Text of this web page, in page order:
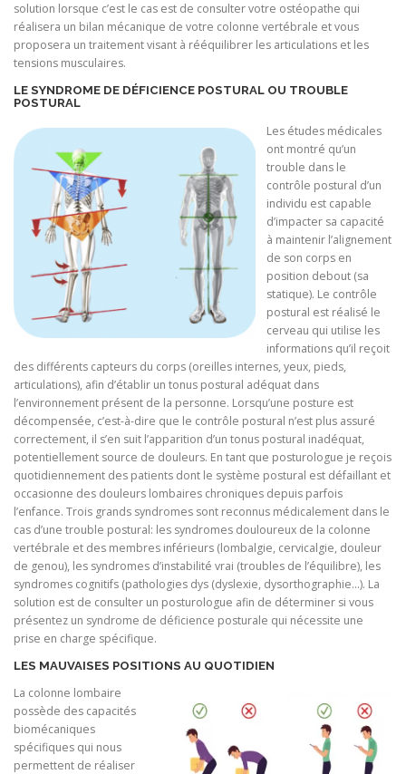
solution lorsque c’est le cas est de consulter votre ostéopathe qui
réalisera un bilan mécanique de votre colonne vertébrale et vous
proposera un traitement visant à rééquilibrer les articulations et les
tensions musculaires.
LE SYNDROME DE DÉFICIENCE POSTURAL OU TROUBLE
POSTURAL
Les études médicales
ont montré qu’un
trouble dans le
contrôle postural d’un
individu est capable
d’impacter sa capacité
à maintenir l’alignement
de son corps en
position debout (sa
statique). Le contrôle
postural est réalisé le
cerveau qui utilise les
informations qu’il reçoit
des différents capteurs du corps (oreilles internes, yeux, pieds,
articulations), afin d’établir un tonus postural adéquat dans
l’environnement présent de la personne. Lorsqu’une posture est
décompensée, c’est-à-dire que le contrôle postural n’est plus assuré
correctement, il s’en suit l’apparition d’un tonus postural inadéquat,
potentiellement source de douleurs. En tant que posturologue je reçois
quotidiennement des patients dont le système postural est défaillant et
occasionne des douleurs lombaires chroniques depuis parfois
l’enfance. Trois grands syndromes sont reconnus médicalement dans le
cas d’une trouble postural: les syndromes douloureux de la colonne
vertébrale et des membres inférieurs (lombalgie, cervicalgie, douleur
de genou), les syndromes d’instabilité vrai (troubles de l’équilibre), les
syndromes cognitifs (pathologies dys (dyslexie, dysorthographie…). La
solution est de consulter un posturologue afin de déterminer si vous
présentez un syndrome de déficience posturale qui nécessite une
prise en charge spécifique.
LES MAUVAISES POSITIONS AU QUOTIDIEN
La colonne lombaire
possède des capacités
biomécaniques
spécifiques qui nous
permettent de réaliser